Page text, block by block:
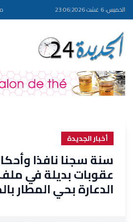
الخميس، 6 غشت 2026 |
23:06
أخبار الجديدة
سنة سجنا نافذا
عقوبات بديلة في
الدعارة بحي المطار